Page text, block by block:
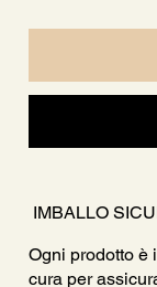
IMBALLO
Ogni prodotto è
cura per